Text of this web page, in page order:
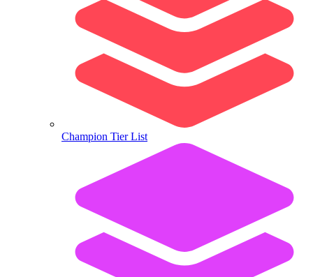
Champion Tier List